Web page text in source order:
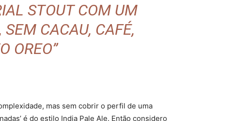
STOUT COM UM
CACAU, CAFÉ,
OREO”
mas sem cobrir o perfil de uma
é do estilo India Pale Ale. Então considero